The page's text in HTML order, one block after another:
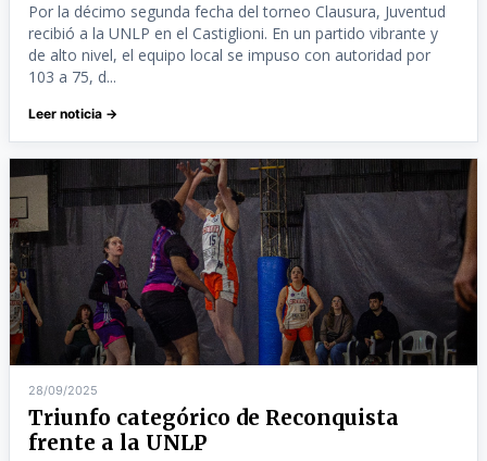
Por la décimo segunda fecha del torneo Clausura, Juventud
recibió a la UNLP en el Castiglioni. En un partido vibrante y
de alto nivel, el equipo local se impuso con autoridad por
103 a 75, d...
Leer noticia →
28/09/2025
Triunfo categórico de Reconquista
frente a la UNLP